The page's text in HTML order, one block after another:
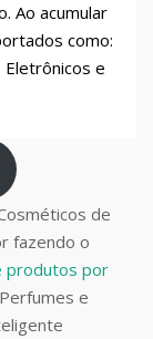
Ao acumular
como:
Eletrônicos e
de
fazendo o
produtos por
e